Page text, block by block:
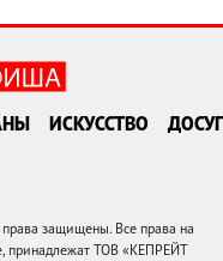
ИСКУССТВО ДОСУГ
защищены. Все права на
принадлежат ТОВ «КЕПРЕЙТ